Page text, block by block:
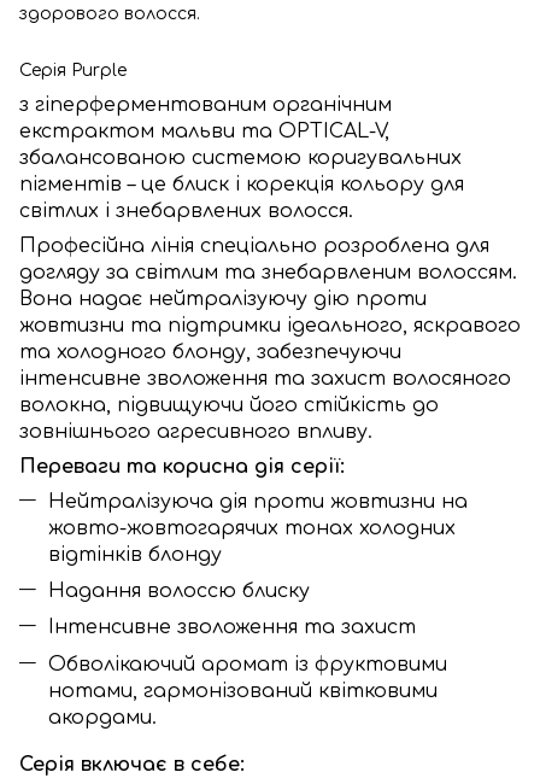
здорового волосся.
Серія Purple
з гіперферментованим органічним
екстрактом мальви та OPTICAL-V,
збалансованою системою коригувальних
пігментів – це блиск і корекція кольору для
світлих і знебарвлених волосся.
Професійна лінія спеціально розроблена для
догляду за світлим та знебарвленим волоссям.
Вона надає нейтралізуючу дію проти
жовтизни та підтримки ідеального, яскравого
та холодного блонду, забезпечуючи
інтенсивне зволоження та захист волосяного
волокна, підвищуючи його стійкість до
зовнішнього агресивного впливу.
Переваги та корисна дія серії:
Нейтралізуюча дія проти жовтизни на
жовто-жовтогарячих тонах холодних
відтінків блонду
Надання волоссю блиску
Інтенсивне зволоження та захист
Обволікаючий аромат із фруктовими
нотами, гармонізований квітковими
акордами.
Серія включає в себе: